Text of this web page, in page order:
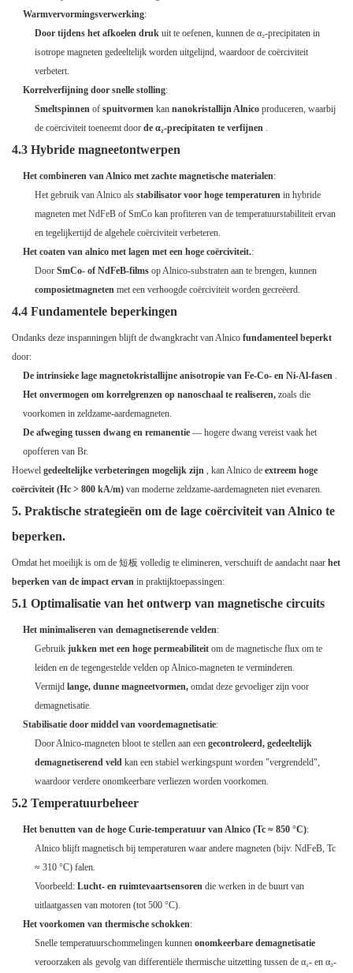
Warmvervormingsverwerking:
Door tijdens het afkoelen drukuit te oefenen, kunnen de α₂-precipitaten in
isotrope magneten gedeeltelijk worden uitgelijnd, waardoor de coërciviteit
verbetert.
Korrelverfijning door snelle stolling:
Smeltspinnenof spuitvormenkan nanokristallijn Alnicoproduceren, waarbij
de coërciviteit toeneemt door de α₂-precipitaten te verfijnen.
4.3 Hybride magneetontwerpen
Het combineren van Alnico met zachte magnetische materialen:
Het gebruik van Alnico als stabilisator voor hoge temperaturenin hybride
magneten met NdFeB of SmCo kan profiteren van de temperatuurstabiliteit ervan
en tegelijkertijd de algehele coërciviteit verbeteren.
Het coaten van alnico met lagen met een hoge coërciviteit.:
Door SmCo- of NdFeB-filmsop Alnico-substraten aan te brengen, kunnen
composietmagnetenmet een verhoogde coërciviteit worden gecreëerd.
4.4 Fundamentele beperkingen
Ondanks deze inspanningen blijft de dwangkracht van Alnico fundamenteel beperkt
door:
De intrinsieke lage magnetokristallijne anisotropie van Fe-Co- en Ni-Al-fasen .
Het onvermogen om korrelgrenzen op nanoschaal te realiseren, zoals die
voorkomen in zeldzame-aardemagneten.
De afweging tussen dwang en remanentie — hogere dwang vereist vaak het
opofferen van Br.
Hoewel gedeeltelijke verbeteringen mogelijk zijn , kan Alnico de extreem hoge
coërciviteit (Hc > 800 kA/m) van moderne zeldzame-aardemagneten niet evenaren.
5. Praktische strategieën om de lage coërciviteit van Alnico te
beperken.
Omdat het moeilijk is om de 短板 volledig te elimineren, verschuift de aandacht naar het
beperken van de impact ervan in praktijktoepassingen:
5.1 Optimalisatie van het ontwerp van magnetische circuits
Het minimaliseren van demagnetiserende velden:
Gebruik jukken met een hoge permeabiliteitom de magnetische flux om te
leiden en de tegengestelde velden op Alnico-magneten te verminderen.
Vermijd lange, dunne magneetvormen,omdat deze gevoeliger zijn voor
demagnetisatie.
Stabilisatie door middel van voordemagnetisatie:
Door Alnico-magneten bloot te stellen aan een gecontroleerd, gedeeltelijk
demagnetiserend veldkan een stabiel werkingspunt worden "vergrendeld",
waardoor verdere onomkeerbare verliezen worden voorkomen.
5.2 Temperatuurbeheer
Het benutten van de hoge Curie-temperatuur van Alnico (Tc ≈ 850 °C):
Alnico blijft magnetisch bij temperaturen waar andere magneten (bijv. NdFeB, Tc
≈ 310 °C) falen.
Voorbeeld: Lucht- en ruimtevaartsensorendie werken in de buurt van
uitlaatgassen van motoren (tot 500 °C).
Het voorkomen van thermische schokken:
Snelle temperatuurschommelingen kunnen onomkeerbare demagnetisatie
veroorzaken als gevolg van differentiële thermische uitzetting tussen de α₁- en α₂-